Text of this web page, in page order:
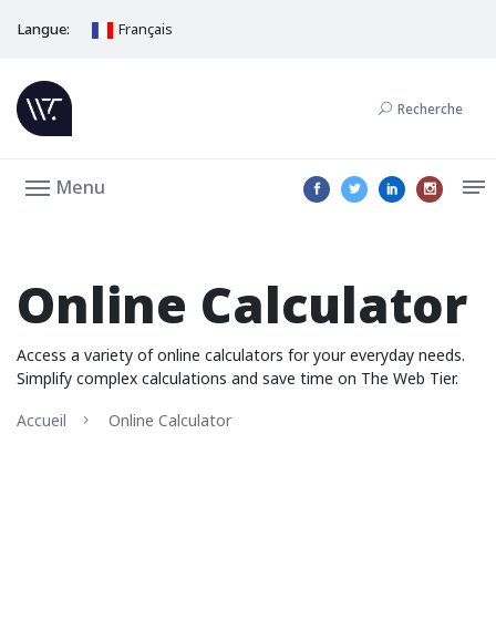
Langue: Français
Recherche
Menu
Online Calculator
Access a variety of online calculators for your everyday needs.
Simplify complex calculations and save time on The Web Tier.
Accueil
Online Calculator